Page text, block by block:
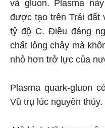
và gluon. Plasma
được tạo trên Trái đất
tỷ độ C. Điều đáng
chất lỏng chảy mà
nhỏ hơn trở lực của
Plasma quark-gluon
Vũ trụ lúc nguyên thủy.